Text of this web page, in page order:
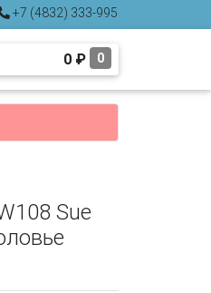
+7 (4832) 333-995
0 ₽ 0
Sue